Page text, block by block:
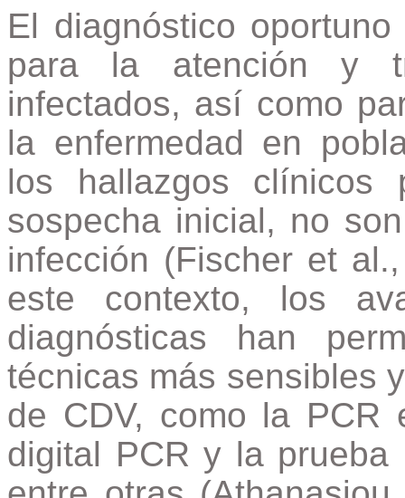
El diagnóstico
para la atención y
infectados, así como
la enfermedad en
los hallazgos clínicos
sospecha inicial, no
infección (Fischer et
este contexto, los
diagnósticas han
técnicas más sensibles
de CDV, como la PCR
digital PCR y la prueba